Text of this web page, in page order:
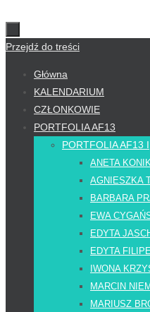
Przejdź do treści
Główna
KALENDARIUM
CZŁONKOWIE
PORTFOLIA AF13
PORTFOLIA AF13 I
ANETA
AGNIESZKA
BARBARA
EWA
EDYTA
EDYTA
IWONA
MARCIN
MARIUSZ